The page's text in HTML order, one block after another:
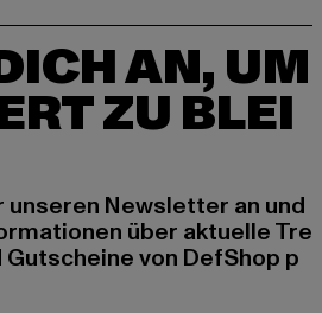
AN, UM
ZU BLEI
Newsletter an und
über aktuelle Tre
von DefShop p